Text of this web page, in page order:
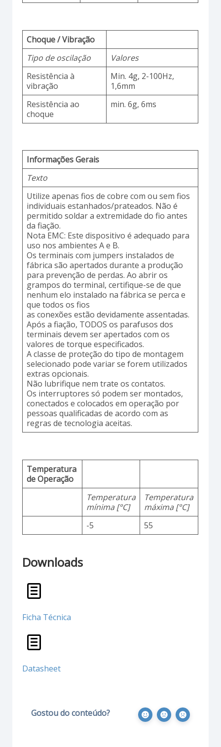
Choque / Vibração
Tipo de oscilação
Valores
Resistência à
vibração
Min. 4g, 2-100Hz,
1,6mm
Resistência ao
choque
min. 6g, 6ms
Informações Gerais
Texto
Utilize apenas fios de cobre com ou sem fios
individuais estanhados/prateados. Não é
permitido soldar a extremidade do fio antes
da fiação.
Nota EMC: Este dispositivo é adequado para
uso nos ambientes A e B.
Os terminais com jumpers instalados de
fábrica são apertados durante a produção
para prevenção de perdas. Ao abrir os
grampos do terminal, certifique-se de que
nenhum elo instalado na fábrica se perca e
que todos os fios
as conexões estão devidamente assentadas.
Após a fiação, TODOS os parafusos dos
terminais devem ser apertados com os
valores de torque especificados.
A classe de proteção do tipo de montagem
selecionado pode variar se forem utilizados
extras opcionais.
Não lubrifique nem trate os contatos.
Os interruptores só podem ser montados,
conectados e colocados em operação por
pessoas qualificadas de acordo com as
regras de tecnologia aceitas.
Temperatura
de Operação
Temperatura
mínima [°C]
Temperatura
máxima [°C]
-5
55
Downloads
Ficha Técnica
Datasheet
Gostou do conteúdo?